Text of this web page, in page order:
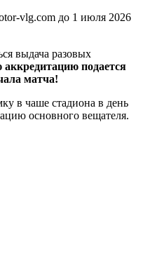
vlg.com до 1 июля 2026
выдача разовых
аккредитацию подается
матча!
в чаше стадиона в день
основного вещателя.